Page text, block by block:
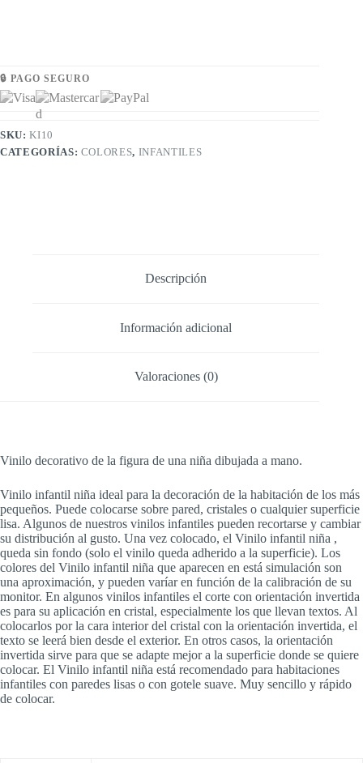
🔒 PAGO SEGURO
SKU:KI10
CATEGORÍAS: COLORES, INFANTILES
Descripción
Información adicional
Valoraciones (0)
Vinilo decorativo de la figura de una niña dibujada a mano.
Vinilo infantil niña ideal para la decoración de la habitación de los más
pequeños. Puede colocarse sobre pared, cristales o cualquier superficie
lisa. Algunos de nuestros vinilos infantiles pueden recortarse y cambiar
su distribución al gusto. Una vez colocado, el Vinilo infantil niña ,
queda sin fondo (solo el vinilo queda adherido a la superficie). Los
colores del Vinilo infantil niña que aparecen en está simulación son
una aproximación, y pueden varíar en función de la calibración de su
monitor. En algunos vinilos infantiles el corte con orientación invertida
es para su aplicación en cristal, especialmente los que llevan textos. Al
colocarlos por la cara interior del cristal con la orientación invertida, el
texto se leerá bien desde el exterior. En otros casos, la orientación
invertida sirve para que se adapte mejor a la superficie donde se quiere
colocar. El Vinilo infantil niña está recomendado para habitaciones
infantiles con paredes lisas o con gotele suave. Muy sencillo y rápido
de colocar.